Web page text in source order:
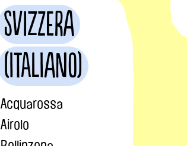
Svizzera
(Italiano)
Acquarossa
Airolo